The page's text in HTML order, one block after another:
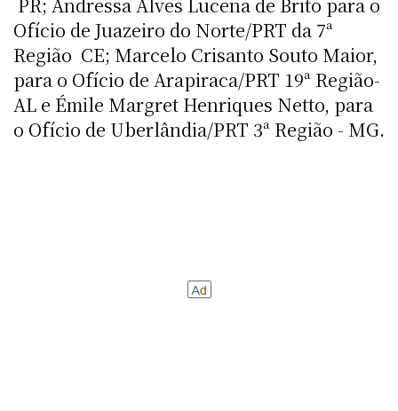
Ofício de Juazeiro do Norte/PRT da 7ª
Região  CE; Marcelo Crisanto Souto Maior,
para o Ofício de Arapiraca/PRT 19ª Região-
AL e Émile Margret Henriques Netto, para
o Ofício de Uberlândia/PRT 3ª Região - MG.